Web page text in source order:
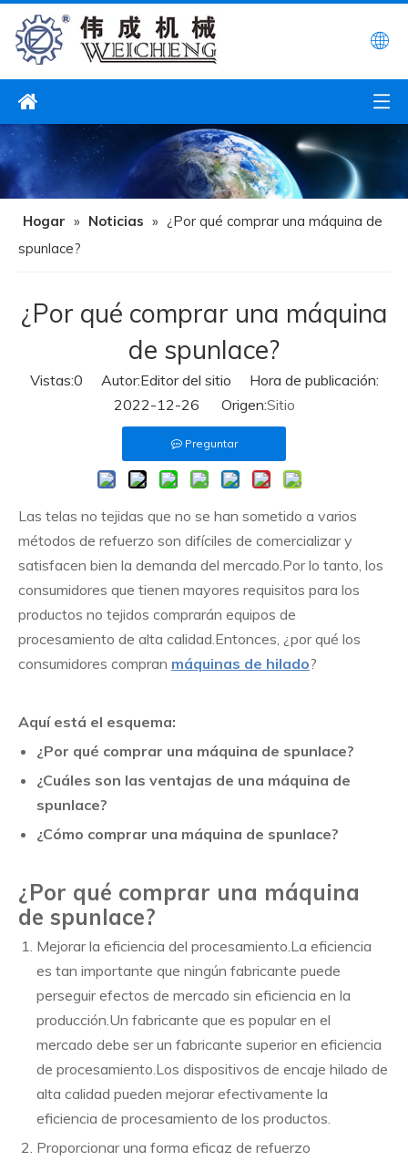
Hogar » Noticias » ¿Por qué comprar una máquina de
spunlace?
¿Por qué comprar una máquina
de spunlace?
Vistas:0 Autor:Editor del sitio Hora de publicación:
2022-12-26 Origen:Sitio
Preguntar
Las telas no tejidas que no se han sometido a varios
métodos de refuerzo son difíciles de comercializar y
satisfacen bien la demanda del mercado.Por lo tanto, los
consumidores que tienen mayores requisitos para los
productos no tejidos comprarán equipos de
procesamiento de alta calidad.Entonces, ¿por qué los
consumidores compran máquinas de hilado?
Aquí está el esquema:
¿Por qué comprar una máquina de spunlace?
¿Cuáles son las ventajas de una máquina de
spunlace?
¿Cómo comprar una máquina de spunlace?
¿Por qué comprar una máquina
de spunlace?
Mejorar la eficiencia del procesamiento.La eficiencia
es tan importante que ningún fabricante puede
perseguir efectos de mercado sin eficiencia en la
producción.Un fabricante que es popular en el
mercado debe ser un fabricante superior en eficiencia
de procesamiento.Los dispositivos de encaje hilado de
alta calidad pueden mejorar efectivamente la
eficiencia de procesamiento de los productos.
Proporcionar una forma eficaz de refuerzo